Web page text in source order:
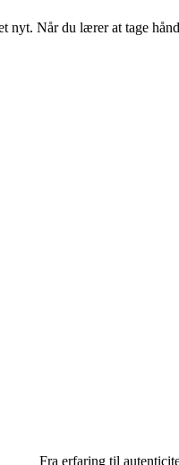
Når du lærer at tage
Fra erfaring til